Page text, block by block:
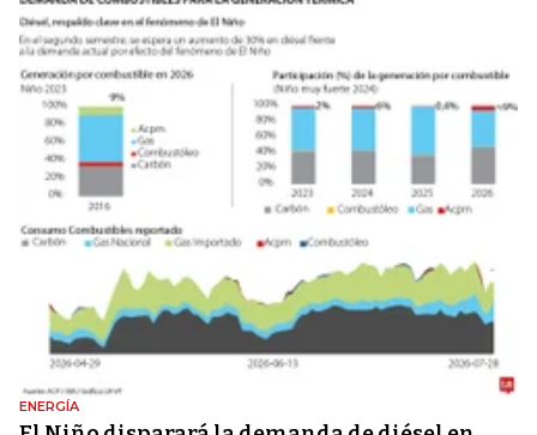
ENERGÍA